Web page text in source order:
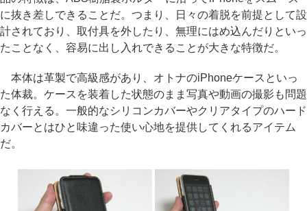
に抜き差しできることだ。つまり、日々の着脱を前提として設
計されており、取付具を外したり、無理にはめ込んだりといっ
たことなく、容易に出し入れできることが大きな特徴だ。
本体は革製で高級感があり、オトナのiPhoneケースといっ
た体裁。ケースを装着した状態のまま写真や動画の撮影も問題
なく行える。一般的なシリコンカバーやクリアタイプのハード
カバーとはひと味違った使い心地を提供してくれるアイテム
だ。